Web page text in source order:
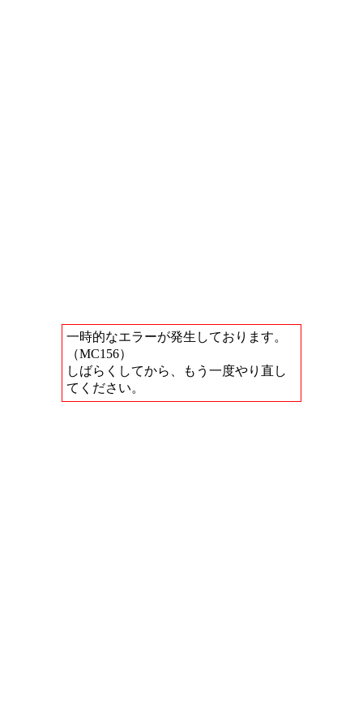
一時的なエラーが発生しております。
（MC156）
しばらくしてから、もう一度やり直し
てください。